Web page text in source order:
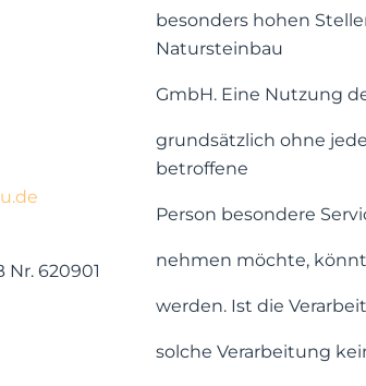
620901
besonders hohen
Natursteinbau
GmbH. Eine Nutzung
grundsätzlich ohne
betroffene
Person besondere
nehmen möchte,
werden. Ist die
solche Verarbeitung